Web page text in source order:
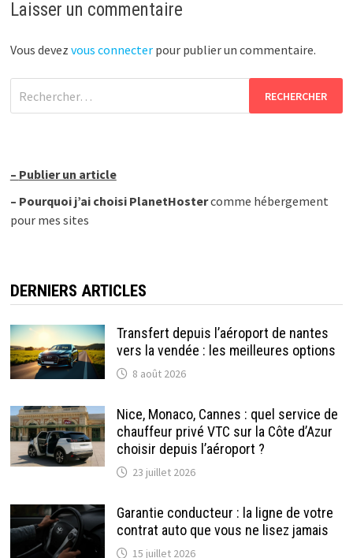
Laisser un commentaire
Vous devez vous connecterpour publier un commentaire.
– Publier un article
– Pourquoi j’ai choisi PlanetHostercomme hébergement
pour mes sites
DERNIERS ARTICLES
Transfert depuis l’aéroport de nantes
vers la vendée : les meilleures options
8 août 2026
Nice, Monaco, Cannes : quel service de
chauffeur privé VTC sur la Côte d’Azur
choisir depuis l’aéroport ?
23 juillet 2026
Garantie conducteur : la ligne de votre
contrat auto que vous ne lisez jamais
15 juillet 2026